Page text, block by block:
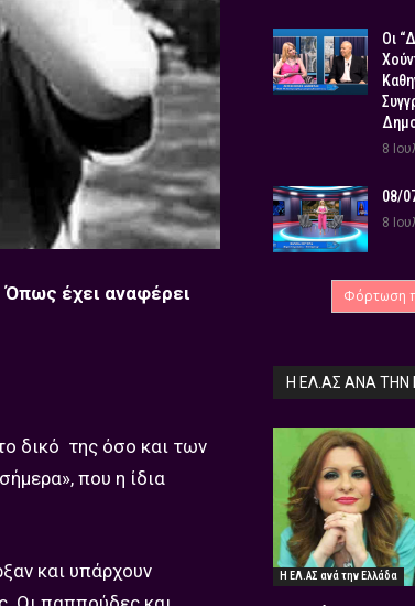
Όπως έχει αναφέρει
δικό της όσο και των
που η ίδια
και υπάρχουν
Οι
8
08/
8
Φόρτωση
Η ΕΛ.ΑΣ ΑΝΆ
Η ΕΛ.ΑΣ ανά την Ελλάδα